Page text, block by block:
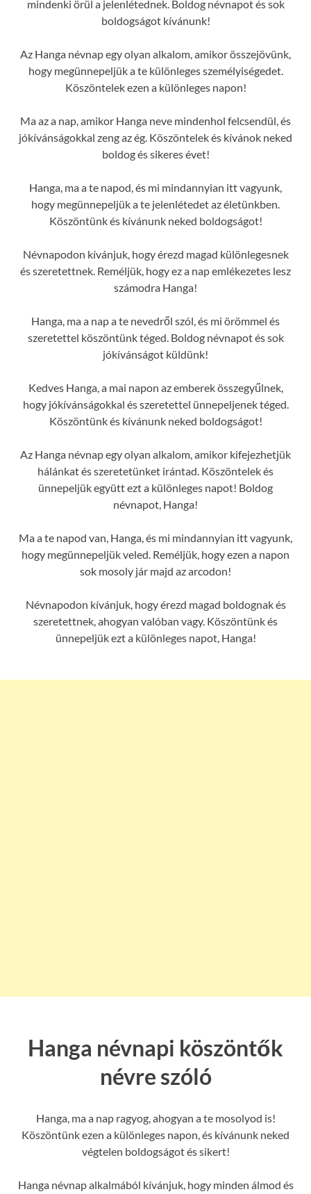
mindenki örül a jelenlétednek. Boldog névnapot és sok
boldogságot kívánunk!
Az Hanga névnap egy olyan alkalom, amikor összejövünk,
hogy megünnepeljük a te különleges személyiségedet.
Köszöntelek ezen a különleges napon!
Ma az a nap, amikor Hanga neve mindenhol felcsendül, és
jókívánságokkal zeng az ég. Köszöntelek és kívánok neked
boldog és sikeres évet!
Hanga, ma a te napod, és mi mindannyian itt vagyunk,
hogy megünnepeljük a te jelenlétedet az életünkben.
Köszöntünk és kívánunk neked boldogságot!
Névnapodon kívánjuk, hogy érezd magad különlegesnek
és szeretettnek. Reméljük, hogy ez a nap emlékezetes lesz
számodra Hanga!
Hanga, ma a nap a te nevedről szól, és mi örömmel és
szeretettel köszöntünk téged. Boldog névnapot és sok
jókívánságot küldünk!
Kedves Hanga, a mai napon az emberek összegyűlnek,
hogy jókívánságokkal és szeretettel ünnepeljenek téged.
Köszöntünk és kívánunk neked boldogságot!
Az Hanga névnap egy olyan alkalom, amikor kifejezhetjük
hálánkat és szeretetünket irántad. Köszöntelek és
ünnepeljük együtt ezt a különleges napot! Boldog
névnapot, Hanga!
Ma a te napod van, Hanga, és mi mindannyian itt vagyunk,
hogy megünnepeljük veled. Reméljük, hogy ezen a napon
sok mosoly jár majd az arcodon!
Névnapodon kívánjuk, hogy érezd magad boldognak és
szeretettnek, ahogyan valóban vagy. Köszöntünk és
ünnepeljük ezt a különleges napot, Hanga!
Hanga névnapi köszöntők
névre szóló
Hanga, ma a nap ragyog, ahogyan a te mosolyod is!
Köszöntünk ezen a különleges napon, és kívánunk neked
végtelen boldogságot és sikert!
Hanga névnap alkalmából kívánjuk, hogy minden álmod és